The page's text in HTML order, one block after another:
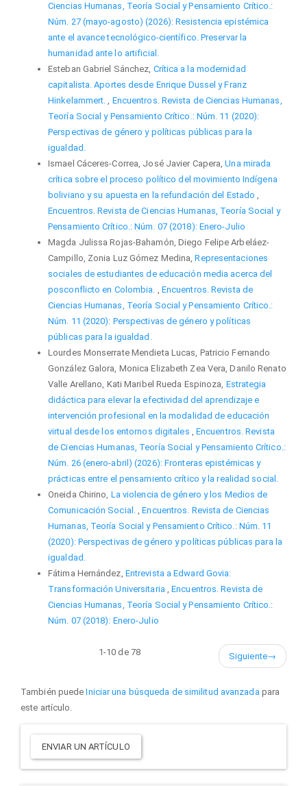
Ciencias Humanas, Teoría Social y Pensamiento Crítico.:
Núm. 27 (mayo-agosto) (2026): Resistencia epistémica
ante el avance tecnológico-científico. Preservar la
humanidad ante lo artificial.
Esteban Gabriel Sánchez, Crítica a la modernidad
capitalista. Aportes desde Enrique Dussel y Franz
Hinkelammert., Encuentros. Revista de Ciencias Humanas,
Teoría Social y Pensamiento Crítico.: Núm. 11 (2020):
Perspectivas de género y políticas públicas para la
igualdad.
Ismael Cáceres-Correa, José Javier Capera,Una mirada
crítica sobre el proceso político del movimiento Indígena
boliviano y su apuesta en la refundación del Estado,
Encuentros. Revista de Ciencias Humanas, Teoría Social y
Pensamiento Crítico.: Núm. 07 (2018): Enero-Julio
Magda Julissa Rojas-Bahamón, Diego Felipe Arbeláez-
Campillo, Zonia Luz Gómez Medina,Representaciones
sociales de estudiantes de educación media acerca del
posconflicto en Colombia. , Encuentros. Revista de
Ciencias Humanas, Teoría Social y Pensamiento Crítico.:
Núm. 11 (2020): Perspectivas de género y políticas
públicas para la igualdad.
Lourdes Monserrate Mendieta Lucas, Patricio Fernando
González Galora, Monica Elizabeth Zea Vera, Danilo Renato
Valle Arellano, Kati Maribel Rueda Espinoza, Estrategia
didáctica para elevar la efectividad del aprendizaje e
intervención profesional en la modalidad de educación
virtual desde los entornos digitales , Encuentros. Revista
de Ciencias Humanas, Teoría Social y Pensamiento Crítico.:
Núm. 26 (enero-abril) (2026): Fronteras epistémicas y
prácticas entre el pensamiento crítico y la realidad social.
Oneida Chirino, La violencia de género y los Medios de
Comunicación Social.,Encuentros. Revista de Ciencias
Humanas, Teoría Social y Pensamiento Crítico.: Núm. 11
(2020): Perspectivas de género y políticas públicas para la
igualdad.
Fátima Hernández, Entrevista a Edward Govia:
Transformación Universitaria ,Encuentros. Revista de
Ciencias Humanas, Teoría Social y Pensamiento Crítico.:
Núm. 07 (2018): Enero-Julio
1-10 de 78 Siguiente→
También puedeIniciar una búsqueda de similitud avanzadapara
este artículo.
Enviar
un
ENVIAR UN ARTÍCULO